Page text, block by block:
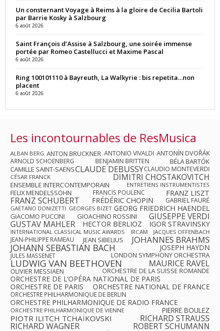
Un consternant Voyage à Reims à la gloire de Cecilia Bartoli
par Barrie Kosky à Salzbourg
6 août 2026
Saint François d’Assise à Salzbourg, une soirée immense
portée par Romeo Castellucci et Maxime Pascal
6 août 2026
Ring 100101110 à Bayreuth, La Walkyrie : bis repetita…non
placent
6 août 2026
Les incontournables de ResMusica
ALBAN BERG ANTON BRUCKNER ANTONIO VIVALDI ANTONÍN DVOŘÁK
ARNOLD SCHOENBERG
BENJAMIN BRITTEN
BÉLA BARTÓK
CAMILLE SAINT-SAËNSCLAUDE DEBUSSYCLAUDIO MONTEVERDI
CÉSAR FRANCK DIMITRI CHOSTAKOVITCH
ENSEMBLE INTERCONTEMPORAIN ENTRETIENS INSTRUMENTISTES
FELIX MENDELSSOHN FRANCIS POULENC FRANZ LISZT
FRANZ SCHUBERT FRÉDÉRIC CHOPIN GABRIEL FAURÉ
GAETANO DONIZETTI GEORGES BIZET GEORG FRIEDRICH HAENDEL
GIACOMO PUCCINI GIOACHINO ROSSINI GIUSEPPE VERDI
GUSTAV MAHLER HECTOR BERLIOZ IGOR STRAVINSKY
INTERNATIONAL CLASSICAL MUSIC AWARDS IRCAM JACQUES OFFENBACH
JEAN-PHILIPPE RAMEAU JEAN SIBELIUS JOHANNES BRAHMS
JOHANN SEBASTIAN BACH JOSEPH HAYDN
JULES MASSENET LONDON SYMPHONY ORCHESTRA
LUDWIG VAN BEETHOVEN MAURICE RAVEL
OLIVIER MESSIAEN ORCHESTRE DE LA SUISSE ROMANDE
ORCHESTRE DE L’OPÉRA NATIONAL DE PARIS
ORCHESTRE DE PARIS
ORCHESTRE NATIONAL DE FRANCE
ORCHESTRE PHILHARMONIQUE DE BERLIN
ORCHESTRE PHILHARMONIQUE DE RADIO FRANCE
ORCHESTRE PHILHARMONIQUE DE VIENNE PIERRE BOULEZ
PIOTR ILITCH TCHAÏKOVSKI RICHARD STRAUSS
RICHARD WAGNER ROBERT SCHUMANN